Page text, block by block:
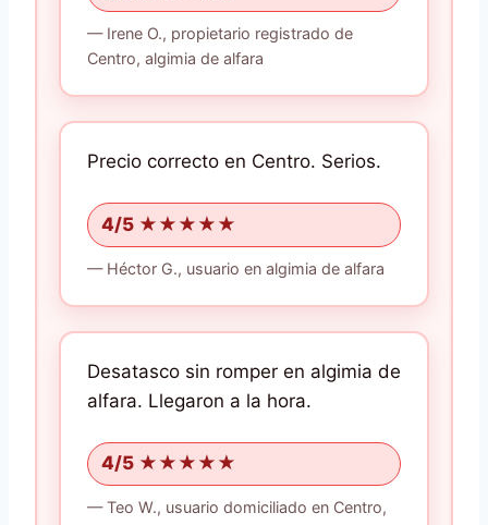
—Irene O., propietario registrado de
Centro, algimia de alfara
4/5 ★★★★★
Precio correcto en Centro. Serios.
—Héctor G., usuario en algimia de alfara
4/5 ★★★★★
Desatasco sin romper en algimia de
alfara. Llegaron a la hora.
—Teo W., usuario domiciliado en Centro,